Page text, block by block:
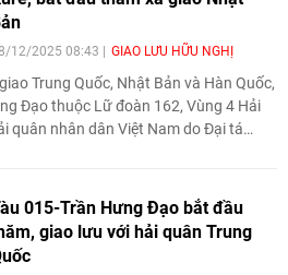
12/2025 08:43 GIAO LƯU HỮU NGHỊ
Trung Quốc, Nhật Bản và Hàn Quốc,
Đạo thuộc Lữ đoàn 162, Vùng 4 Hải
quân nhân dân Việt Nam do Đại tá
015-Trần Hưng Đạo bắt đầu
giao lưu với hải quân Trung